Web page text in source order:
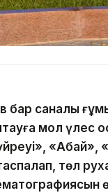
бар саналы
мол үлес
«Абай»,
төл